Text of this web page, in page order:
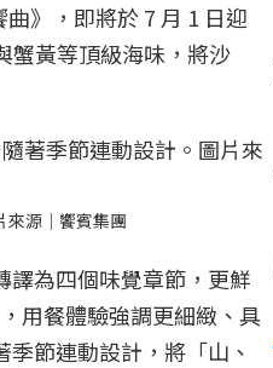
》，即將於 7 月 1 日迎
蟹黃等頂級海味，將沙
來源｜饗賓集團
譯為四個味覺章節，更鮮
用餐體驗強調更細緻、具
節連動設計，將「山、